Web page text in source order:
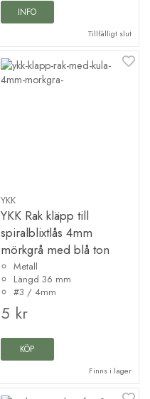
INFO
Tillfälligt slut
YKK
YKK Rak kläpp till
spiralblixtlås 4mm
mörkgrå med blå ton
Metall
Längd 36 mm
#3 / 4mm
5 kr
KÖP
Finns i lager